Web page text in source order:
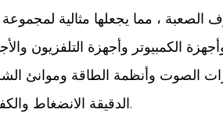
الصوت وأنظمة الطاقة وموانئ
الدقيقة الانضغاط والكفاءة اللازمة للأجهزة الحديثة المقيدة للفضاء.